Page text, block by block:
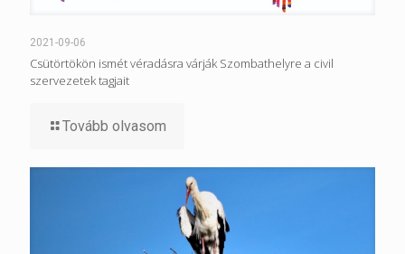
2021-09-06
Csütörtökön ismét véradásra várják Szombathelyre a civil
szervezetek tagjait
Tovább olvasom